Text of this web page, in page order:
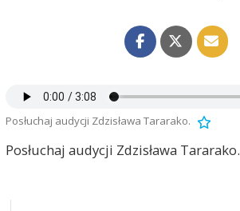
Posłuchaj audycji Zdzisława Tararako.
Posłuchaj audycji Zdzisława Tararako.